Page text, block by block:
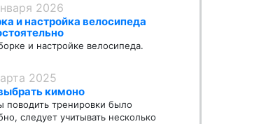
2026
и настройка велосипеда
и настройке велосипеда.
2025
кимоно
поводить тренировки было
следует учитывать несколько